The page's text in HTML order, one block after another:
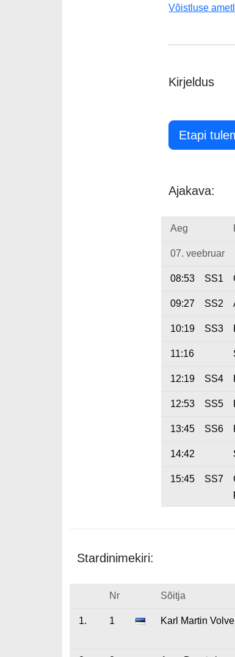
Võistluse
Kirjeldus
Etapi
Ajakava:
Aeg
07. veebruar
08:53 SS1
09:27 SS2
10:19 SS3
11:16
12:19 SS4
12:53 SS5
13:45 SS6
14:42
15:45 SS7
Stardinimekiri:
Nr Sõitja
1. 1 Karl Martin